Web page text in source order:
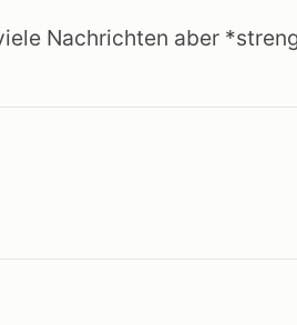
Nachrichten aber